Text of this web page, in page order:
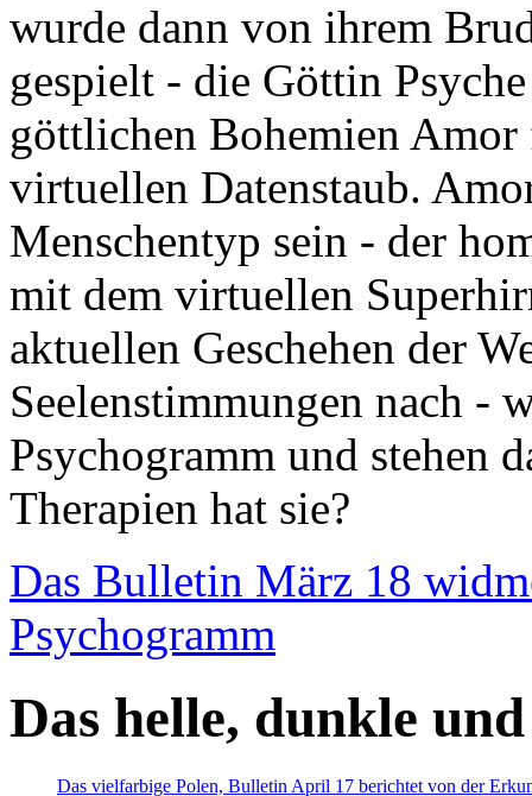
wurde dann von ihrem
gespielt - die Göttin
göttlichen Bohemien
virtuellen Datenstaub.
Menschentyp sein - der
mit dem virtuellen
aktuellen Geschehen der
Seelenstimmungen nach -
Psychogramm und stehen
Therapien hat sie?
Das Bulletin März 18
Psychogramm
Das helle, dunkle
Das vielfarbige Polen, Bulletin April 17 berichtet von der